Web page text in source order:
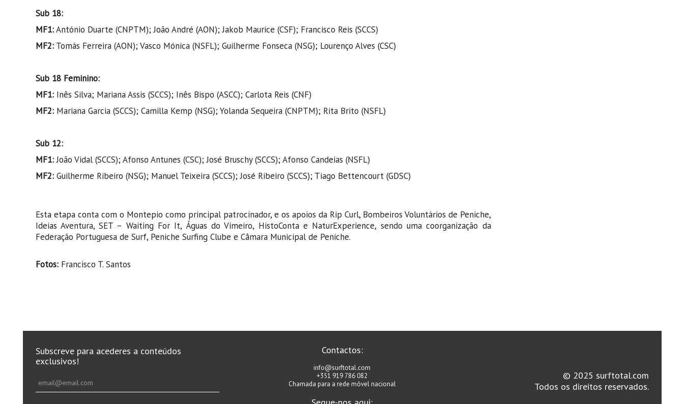
Sub 18:
MF1:António Duarte (CNPTM); João André (AON); Jakob Maurice (CSF); Francisco Reis (SCCS)
MF2:Tomás Ferreira (AON); Vasco Mónica (NSFL); Guilherme Fonseca (NSG); Lourenço Alves (CSC)
Sub 18 Feminino:
MF1:Inês Silva; Mariana Assis (SCCS); Inês Bispo (ASCC); Carlota Reis (CNF)
MF2:Mariana Garcia (SCCS); Camilla Kemp (NSG); Yolanda Sequeira (CNPTM); Rita Brito (NSFL)
Sub 12:
MF1:João Vidal (SCCS); Afonso Antunes (CSC); José Bruschy (SCCS); Afonso Candeias (NSFL)
MF2:Guilherme Ribeiro (NSG); Manuel Teixeira (SCCS); José Ribeiro (SCCS); Tiago Bettencourt (GDSC)
Esta etapa conta com o Montepio como principal patrocinador, e os apoios da Rip Curl, Bombeiros Voluntários de Peniche,
Ideias Aventura, SET – Waiting For It, Águas do Vimeiro, HistoConta e NaturExperience, sendo uma coorganização da
Federação Portuguesa de Surf, Peniche Surfing Clube e Câmara Municipal de Peniche.
Fotos:Francisco T. Santos
Subscreve para acederes a conteúdos
exclusivos!
Contactos:
info@surftotal.com
+351 919 786 082
Chamada para a rede móvel nacional
© 2025 surftotal.com
Todos os direitos reservados.